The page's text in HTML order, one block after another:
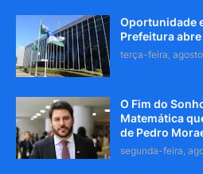
Oportunidade
Prefeitura abre
terça-feira,
O Fim do
Matemática
de Pedro
segunda-feira,